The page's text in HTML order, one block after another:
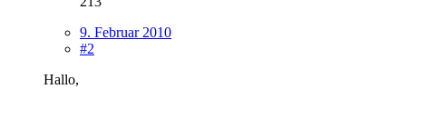
9. Februar 2010
#2
Hallo,